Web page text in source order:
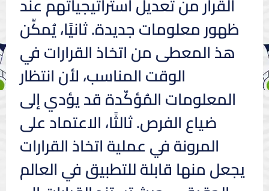
ظهور معلومات جديدة. ثانيًا، يُمكِّن
هذ المعطى من اتخاذ القرارات في
الوقت المناسب، لأن انتظار
المعلومات المُؤكّدة قد يؤدي إلى
ضياع الفرص. ثالثًا، الاعتماد على
المرونة في عملية اتخاذ القرارات
يجعل منها قابلة للتطبيق في العالم